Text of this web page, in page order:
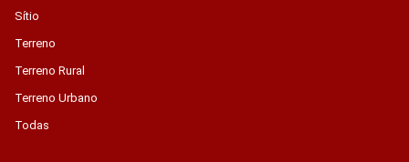
Sítio
Terreno
Terreno Rural
Terreno Urbano
Todas